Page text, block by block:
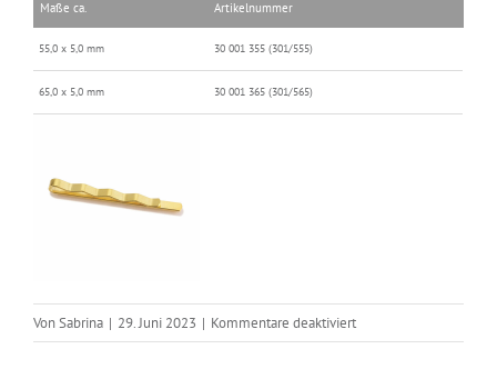
Maße ca. Artikelnummer
55,0 x 5,0 mm 30 001 355 (301/555)
65,0 x 5,0 mm 30 001 365 (301/565)
VonSabrina | 29. Juni 2023 | Kommentare deaktiviertfür
Krawattenschieber